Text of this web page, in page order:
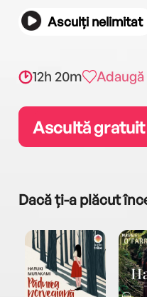
Asculți nelimitat
12h 20m
Ascultă gratuit
Dacă ți-a plăcut